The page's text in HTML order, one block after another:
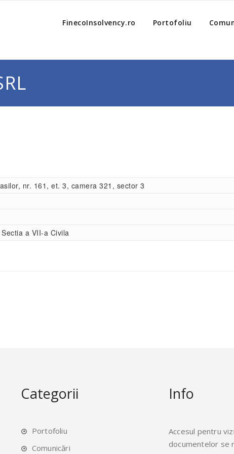
FinecoInsolvency.ro Portofoliu
nr. 161, et. 3, camera 321, sector 3
a VII-a Civila
Categorii
Portofoliu
Comunicări
Info
Accesul pentru
documentelor se